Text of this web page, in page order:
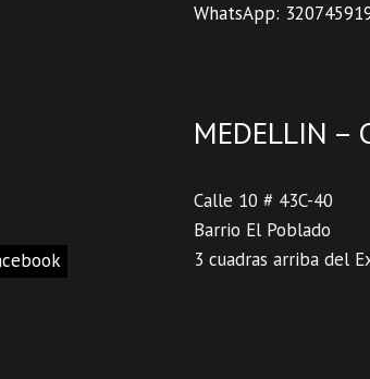
WhatsApp:
MEDELLIN –
Calle 10 # 43C-40
Barrio El Poblado
3 cuadras arriba del